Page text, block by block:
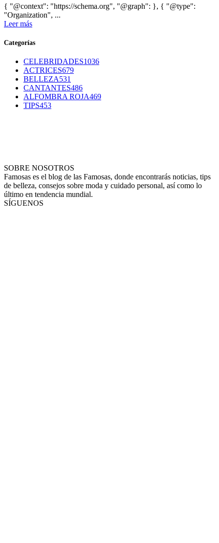
{ "@context": "https://schema.org", "@graph": }, { "@type":
"Organization", ...
Leer más
Categorías
CELEBRIDADES1036
ACTRICES679
BELLEZA531
CANTANTES486
ALFOMBRA ROJA469
TIPS453
SOBRE NOSOTROS
Famosas es el blog de las Famosas, donde encontrarás noticias, tips
de belleza, consejos sobre moda y cuidado personal, así como lo
último en tendencia mundial.
SÍGUENOS